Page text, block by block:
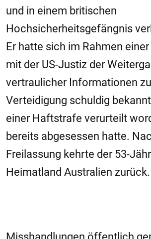
und in einem britischen
Hochsicherheitsgefängnis
Er hatte sich im Rahmen
mit der US-Justiz der
vertraulicher Informationen
Verteidigung schuldig
einer Haftstrafe verurteilt
bereits abgesessen hatte.
Freilassung kehrte der 53-
Heimatland Australien zurück.